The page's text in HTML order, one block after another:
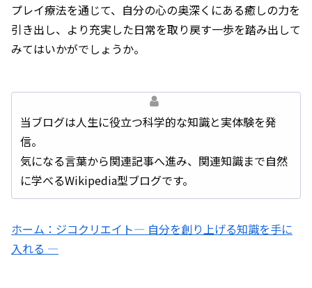
プレイ療法を通じて、自分の心の奥深くにある癒しの力を
引き出し、より充実した日常を取り戻す一歩を踏み出して
みてはいかがでしょうか。
当ブログは人生に役立つ科学的な知識と実体験を発
信。
気になる言葉から関連記事へ進み、関連知識まで自然
に学べるWikipedia型ブログです。
ホーム：ジコクリエイト― 自分を創り上げる知識を手に
入れる ―